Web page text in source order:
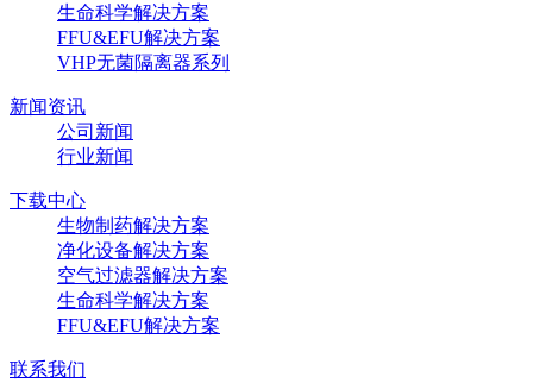
生命科学解决方案
FFU&EFU解决方案
VHP无菌隔离器系列
新闻资讯
公司新闻
行业新闻
下载中心
生物制药解决方案
净化设备解决方案
空气过滤器解决方案
生命科学解决方案
FFU&EFU解决方案
联系我们